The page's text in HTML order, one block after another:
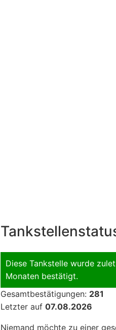
Diese Tankstelle wurde
Monaten bestätigt.
Gesamtbestätigungen: 281
Letzter auf 07.08.2026
Niemand möchte zu einer